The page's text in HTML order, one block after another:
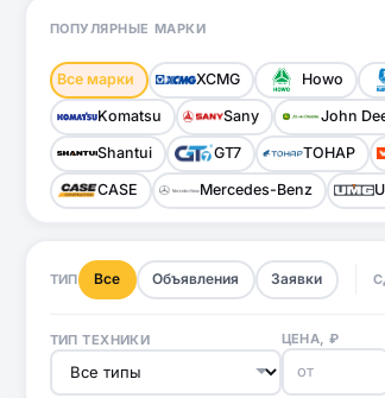
ПОПУЛЯРНЫЕ МАРКИ
Все марки XCMG Howo
Komatsu Sany John
Shantui GT7 ТОНАР
CASE Mercedes-Benz
ТИП Все Объявления Заявки
ТИП ТЕХНИКИ ЦЕНА, ₽